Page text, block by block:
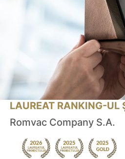
LAUREAT RANKING-UL
Romvac Company S.A.